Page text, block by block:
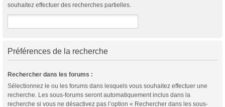
souhaitez effectuer des recherches partielles.
Préférences de la recherche
Rechercher dans les forums :
Sélectionnez le ou les forums dans lesquels vous souhaitez effectuer une
recherche. Les sous-forums seront automatiquement inclus dans la
recherche si vous ne désactivez pas l’option « Rechercher dans les sous-